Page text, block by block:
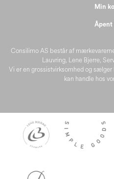
Consilimo AS består af
Lauvring, Lene Bjerre,
Vi er en grossistvirksomhed og
kan handle hos
Min
Åpent